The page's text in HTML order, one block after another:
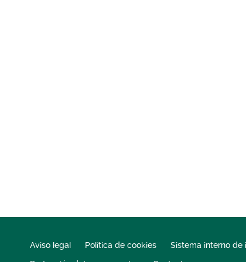
Aviso legal Política de cookies
Sistema interno de